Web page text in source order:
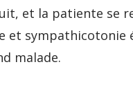
et la patiente se
et sympathicotonie
malade.